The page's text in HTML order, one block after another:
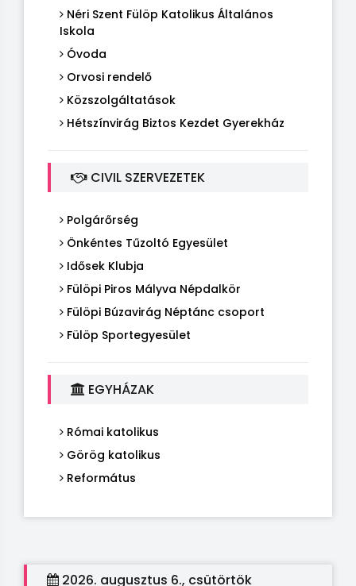
Néri Szent Fülöp Katolikus Általános
Iskola
Óvoda
Orvosi rendelő
Közszolgáltatások
Hétszínvirág Biztos Kezdet Gyerekház
CIVIL SZERVEZETEK
Polgárőrség
Önkéntes Tűzoltó Egyesület
Idősek Klubja
Fülöpi Piros Mályva Népdalkör
Fülöpi Búzavirág Néptánc csoport
Fülöp Sportegyesület
EGYHÁZAK
Római katolikus
Görög katolikus
Református
2026. augusztus 6., csütörtök